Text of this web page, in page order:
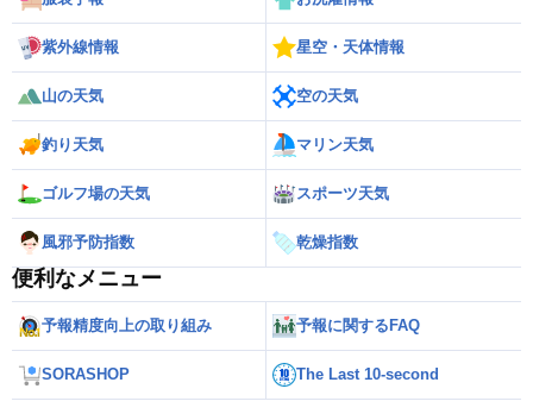
紫外線情報 星空・天体情報
山の天気 空の天気
釣り天気 マリン天気
ゴルフ場の天気 スポーツ天気
風邪予防指数 乾燥指数
便利なメニュー
予報精度向上の取り組み 予報に関するFAQ
SORASHOP The Last 10-second